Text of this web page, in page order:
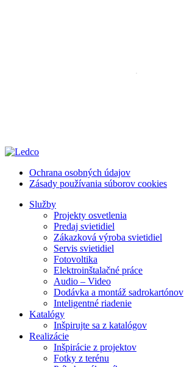
Ochrana osobných údajov
Zásady používania súborov cookies
Služby
Projekty osvetlenia
Predaj svietidiel
Zákazková výroba svietidiel
Servis svietidiel
Fotovoltika
Elektroinštalačné práce
Audio – Video
Dodávka a montáž sadrokartónov
Inteligentné riadenie
Katalógy
Inšpirujte sa z katalógov
Realizácie
Inšpirácie z projektov
Fotky z terénu